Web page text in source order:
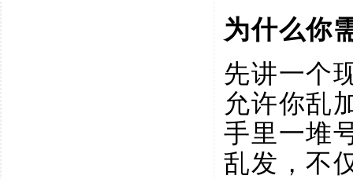
为什么你
先讲一个
允许你乱
手里一堆
乱发，不